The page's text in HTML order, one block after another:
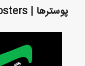
پوسترها | posters